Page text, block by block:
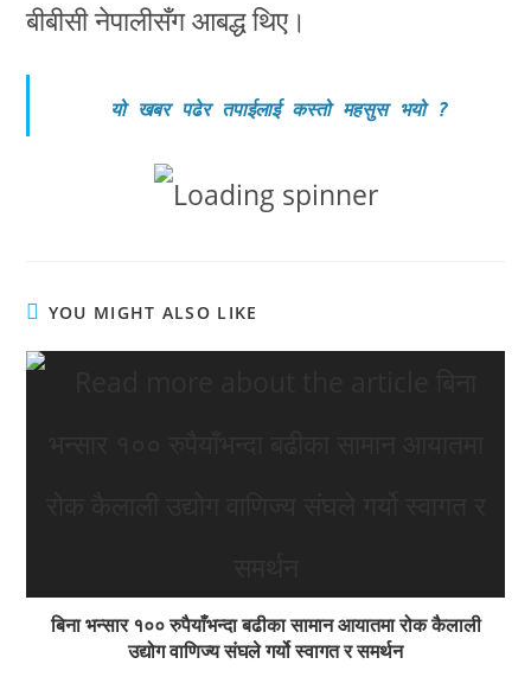
बीबीसी नेपालीसँग आबद्ध थिए।
यो खबर पढेर तपाईलाई कस्तो महसुस भयो?
YOU MIGHT ALSO LIKE
बिना भन्सार १०० रुपैयाँभन्दा बढीका सामान आयातमा रोक कैलाली
उद्योग वाणिज्य संघले गर्यो स्वागत र समर्थन